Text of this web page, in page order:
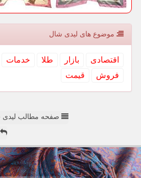
موضوع های لیدی شال
اقتصادی بازار طلا خدمات
فروش
قیمت
صفحه مطالب لیدی